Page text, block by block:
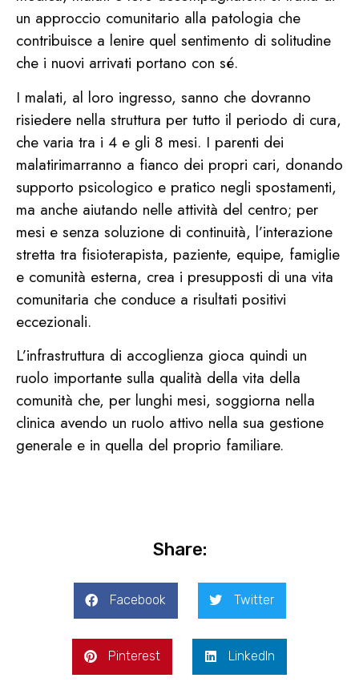
un approccio comunitario alla patologia che
contribuisce a lenire quel sentimento di solitudine
che i nuovi arrivati portano con sé.
I malati, al loro ingresso, sanno che dovranno
risiedere nella struttura per tutto il periodo di cura,
che varia tra i 4 e gli 8 mesi. I parenti dei
malatirimarranno a fianco dei propri cari, donando
supporto psicologico e pratico negli spostamenti,
ma anche aiutando nelle attività del centro; per
mesi e senza soluzione di continuità, l’interazione
stretta tra fisioterapista, paziente, equipe, famiglie
e comunità esterna, crea i presupposti di una vita
comunitaria che conduce a risultati positivi
eccezionali.
L’infrastruttura di accoglienza gioca quindi un
ruolo importante sulla qualità della vita della
comunità che, per lunghi mesi, soggiorna nella
clinica avendo un ruolo attivo nella sua gestione
generale e in quella del proprio familiare.
Share:
Facebook Twitter
Pinterest LinkedIn